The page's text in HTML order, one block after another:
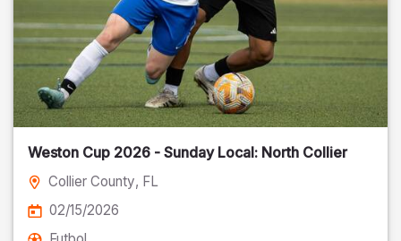
Weston Cup 2026 - Sunday Local: North Collier
Collier County, FL
02/15/2026